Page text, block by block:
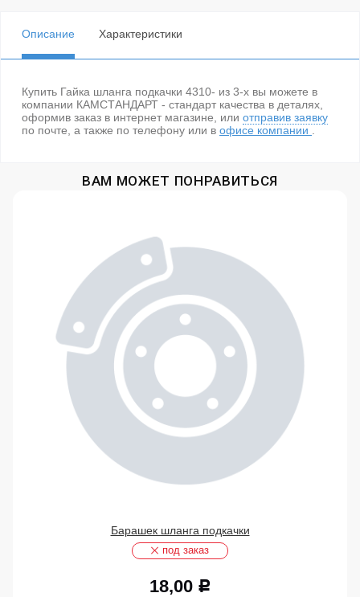
Описание Характеристики
Купить Гайка шланга подкачки 4310- из 3-х вы можете в
компании КАМСТАНДАРТ - стандарт качества в деталях,
оформив заказ в интернет магазине, или отправив заявку
по почте, а также по телефону или в офисе компании
ВАМ МОЖЕТ ПОНРАВИТЬСЯ
Барашек шланга подкачки
под заказ
18,00 Р